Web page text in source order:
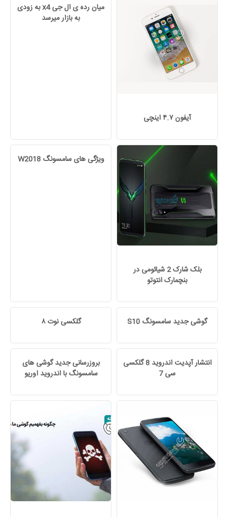
آیفون ۴.۷ اینچی
میان رده ی ال جی x4 به زودی
به بازار میرسد
بلک شارک 2 شیائومی در
بنچمارک انتوتو
ویژگی های سامسونگ W2018
گوشی جدید سامسونگ S10 گلکسی نوت ۸
انتشار آپدیت اندروید 8 گلکسی
سی 7
بروزرسانی جدید گوشی های
سامسونگ با اندروید اوریو